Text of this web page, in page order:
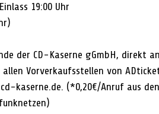
19:00 Uhr
der CD-Kaserne gGmbH, direkt
allen Vorverkaufsstellen von
kaserne.de. (*0,20€/Anruf aus